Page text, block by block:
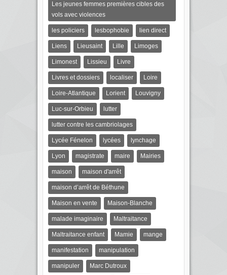
Les jeunes femmes premières cibles des
vols avec violences
les policiers lesbophobie lien direct
Liens Lieusaint Lille Limoges
Limonest Lissieu Livre
Livres et dossiers localiser Loire
Loire-Atlantique Lorient Louvigny
Luc-sur-Orbieu lutter
lutter contre les cambriolages
Lycée Fénelon lycées lynchage
Lyon magistrate maire Mairies
maison maison d'arrêt
maison d’arrêt de Béthune
Maison en vente Maison-Blanche
malade imaginaire Maltraitance
Maltraitance enfant Mamie mange
manifestation manipulation
manipuler Marc Dutroux